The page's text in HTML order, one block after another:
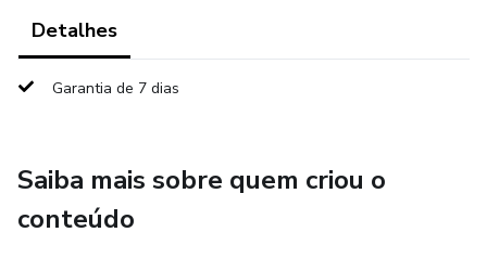
Detalhes
Garantia de 7 dias
Saiba mais sobre quem criou o
conteúdo